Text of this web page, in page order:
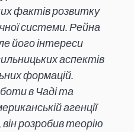
фактів розвитку
системи. Рейна
його інтереси
аспектів
формацій.
в Чаді та
агенції
розробив теорію